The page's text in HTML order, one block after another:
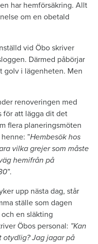
har hemförsäkring. Allt
om en obetald
vid Öbo skriver
Därmed påbörjar
golv i lägenheten. Men
renoveringen med
för att lägga dit det
flera planeringsmöten
”Hembesök hos
vilka grejer som måste
hemifrån på
”.
upp nästa dag, står
ställe som dagen
en släkting
Öbos personal: ”Kan
Jag jagar på